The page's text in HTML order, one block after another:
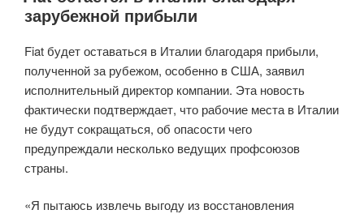
зарубежной прибыли
Fiat будет оставаться в Италии благодаря прибыли,
полученной за рубежом, особенно в США, заявил
исполнительный директор компании. Эта новость
фактически подтверждает, что рабочие места в Италии
не будут сокращаться, об опасости чего
предупреждали несколько ведущих профсоюзов
страны.
«Я пытаюсь извлечь выгоду из восстановления